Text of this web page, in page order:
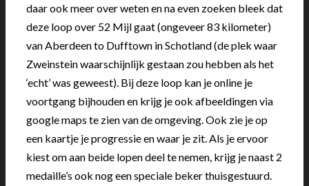
daar ook meer over weten en na even zoeken bleek dat
deze loop over 52 Mijl gaat (ongeveer 83 kilometer)
van Aberdeen to Dufftown in Schotland (de plek waar
Zweinstein waarschijnlijk gestaan zou hebben als het
‘echt’ was geweest). Bij deze loop kan je online je
voortgang bijhouden en krijg je ook afbeeldingen via
google maps te zien van de omgeving. Ook zie je op
een kaartje je progressie en waar je zit. Als je ervoor
kiest om aan beide lopen deel te nemen, krijg je naast 2
medaille’s ook nog een speciale beker thuisgestuurd.